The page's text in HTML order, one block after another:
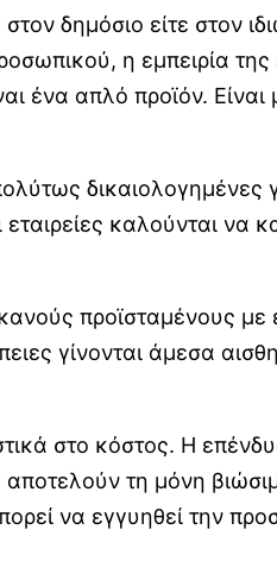
δημόσιο είτε στον
η εμπειρία της
απλό προϊόν. Είναι
καλούνται
προϊσταμένους με
γίνονται άμεσα
στο κόστος. Η
τη μόνη
να εγγυηθεί την